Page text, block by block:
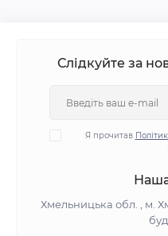
Слідкуйте за
Я прочитав
Хмельницька обл. , м.